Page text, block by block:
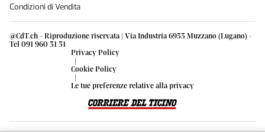
@CdT.ch - Riproduzione riservata | Via Industria 6933 Muzzano (Lugano) -
Tel 091 960 31 31
Privacy Policy
|
Cookie Policy
|
Le tue preferenze relative alla privacy
Condizioni di Vendita